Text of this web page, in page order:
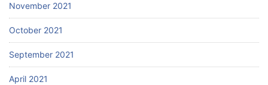
November 2021
October 2021
September 2021
April 2021